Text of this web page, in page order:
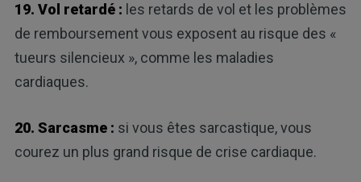
19. Vol retardé : les retards de vol et les problèmes
de remboursement vous exposent au risque des «
tueurs silencieux », comme les maladies
cardiaques.
20. Sarcasme : si vous êtes sarcastique, vous
courez un plus grand risque de crise cardiaque.